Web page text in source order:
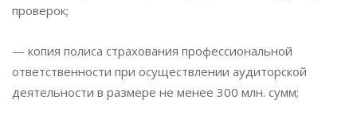
проверок;
— копия полиса страхования профессиональной
ответственности при осуществлении аудиторской
деятельности в размере не менее 300 млн. сумм;